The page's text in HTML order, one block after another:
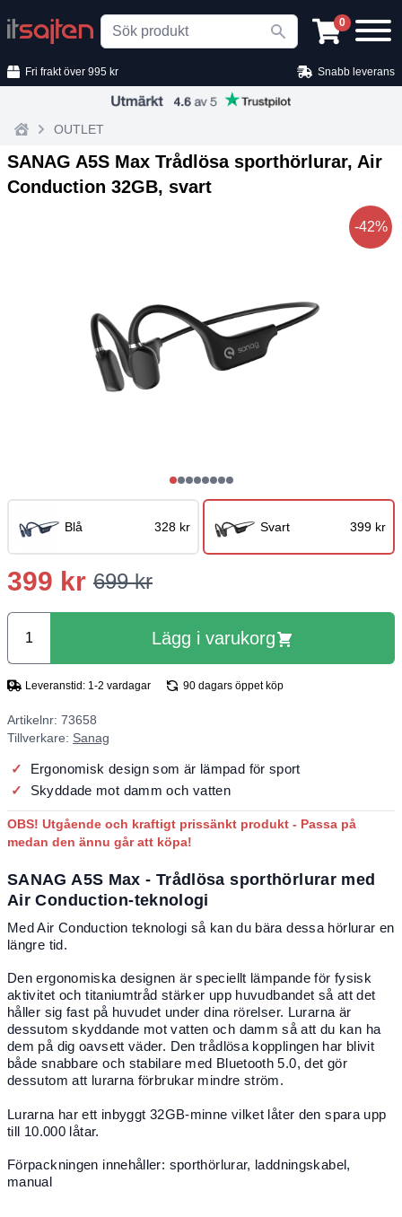
Search 0
Fri frakt över 995 kr Snabb leverans
OUTLET
SANAG A5S Max Trådlösa sporthörlurar, Air
Conduction 32GB, svart
-42%
Blå 328 kr Svart 399 kr
399 kr 699 kr
Lägg i varukorg
Leveranstid: 1-2 vardagar 90 dagars öppet köp
Artikelnr: 73658
Tillverkare: Sanag
Ergonomisk design som är lämpad för sport
Skyddade mot damm och vatten
OBS! Utgående och kraftigt prissänkt produkt - Passa på
medan den ännu går att köpa!
SANAG A5S Max - Trådlösa sporthörlurar med
Air Conduction-teknologi
Med Air Conduction teknologi så kan du bära dessa hörlurar en
längre tid.
Den ergonomiska designen är speciellt lämpande för fysisk
aktivitet och titaniumtråd stärker upp huvudbandet så att det
håller sig fast på huvudet under dina rörelser. Lurarna är
dessutom skyddande mot vatten och damm så att du kan ha
dem på dig oavsett väder. Den trådlösa kopplingen har blivit
både snabbare och stabilare med Bluetooth 5.0, det gör
dessutom att lurarna förbrukar mindre ström.
Lurarna har ett inbyggt 32GB-minne vilket låter den spara upp
till 10.000 låtar.
Förpackningen innehåller: sporthörlurar, laddningskabel,
manual